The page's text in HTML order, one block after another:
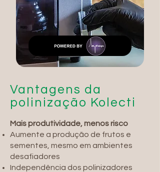
Vantagens da
polinização Kolecti
Mais produtividade, menos risco
Aumente a produção de frutos e
sementes, mesmo em ambientes
desafiadores
Independência dos polinizadores